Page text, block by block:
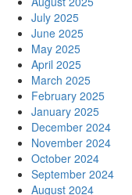
July 2025
June 2025
May 2025
April 2025
March 2025
February 2025
January 2025
December 2024
November 2024
October 2024
September 2024
August 2024